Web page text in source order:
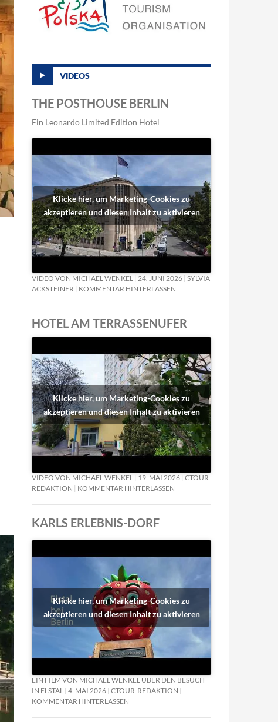
VIDEOS
THE POSTHOUSE BERLIN
Ein Leonardo Limited Edition Hotel
Klicke hier, um Marketing-Cookies zu
akzeptieren und diesen Inhalt zu aktivieren
VIDEO VON MICHAEL WENKEL 24. JUNI 2026 SYLVIA
ACKSTEINER
KOMMENTAR HINTERLASSEN
HOTEL AM TERRASSENUFER
Klicke hier, um Marketing-Cookies zu
akzeptieren und diesen Inhalt zu aktivieren
VIDEO VON MICHAEL WENKEL 19. MAI 2026 CTOUR-
REDAKTION
KOMMENTAR HINTERLASSEN
KARLS ERLEBNIS-DORF
Klicke hier, um Marketing-Cookies zu
akzeptieren und diesen Inhalt zu aktivieren
EIN FILM VON MICHAEL WENKEL ÜBER DEN BESUCH
IN ELSTAL 4. MAI 2026 CTOUR-REDAKTION
KOMMENTAR HINTERLASSEN